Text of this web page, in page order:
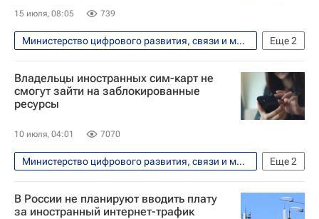
15 июля, 08:05 739
Еще2
Министерство цифрового развития, связи и массовых коммуникаций РФ (Минцифры России)
Россия
Технологии
Владельцы иностранных сим-карт не
смогут зайти на заблокированные
ресурсы
10 июля, 04:01 7070
Еще2
Министерство цифрового развития, связи и массовых коммуникаций РФ (Минцифры России)
Технологии
Россия
В России не планируют вводить плату
за иностранный интернет-трафик